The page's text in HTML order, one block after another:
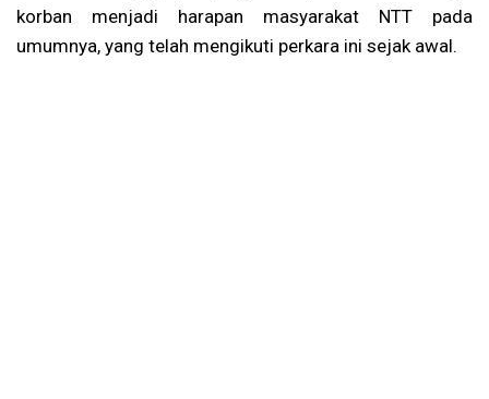
korban menjadi harapan masyarakat NTT pada
umumnya, yang telah mengikuti perkara ini sejak awal.